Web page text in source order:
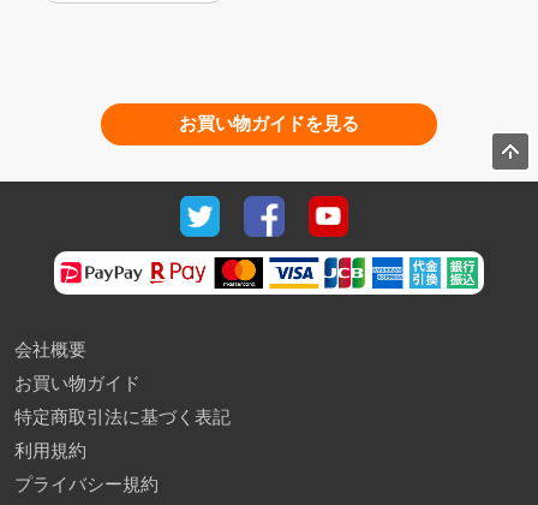
お買い物ガイドを見る
会社概要
お買い物ガイド
特定商取引法に基づく表記
利用規約
プライバシー規約